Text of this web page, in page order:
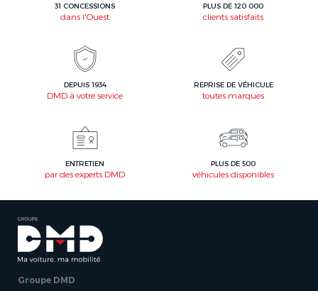
31 CONCESSIONS
dans l'Ouest
PLUS DE 120 000
clients satisfaits
DEPUIS 1934
DMD à votre service
REPRISE DE VÉHICULE
toutes marques
ENTRETIEN
par des experts DMD
PLUS DE 500
véhicules disponibles
Groupe DMD